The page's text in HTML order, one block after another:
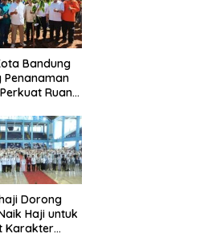
Bandung
Penanaman
Ruang
Dorong
Haji untuk
Karakter